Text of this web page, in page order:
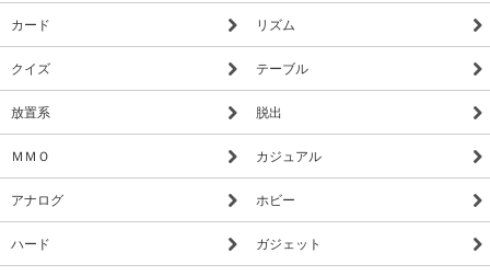
カード リズム
クイズ テーブル
放置系 脱出
ＭＭＯ カジュアル
アナログ ホビー
ハード ガジェット